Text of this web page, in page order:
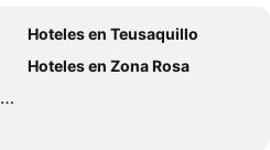
Holiday Inn Bogota Airport By Ihg
Hemma Bogotá Chapinero Premium Suites Hotel
Hoteles en Teusaquillo
Hoteles en Zona Rosa